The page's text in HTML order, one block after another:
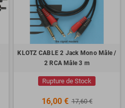
KLOTZ CABLE 2 Jack Mono Mâle /
2 RCA Mâle 3 m
Rupture de Stock
16,00 € 17,60 €